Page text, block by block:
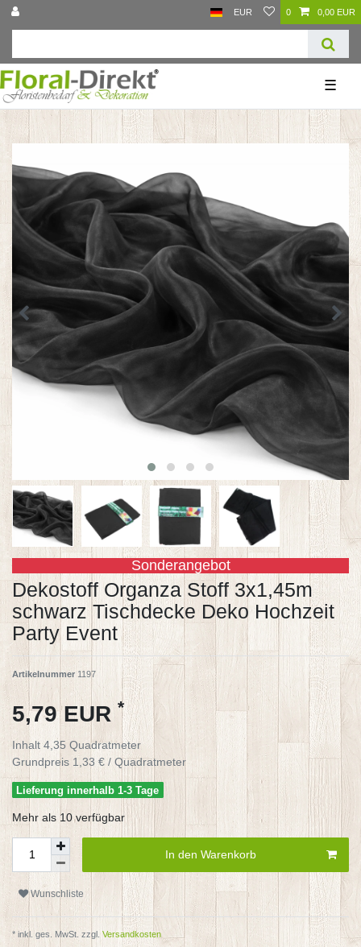
EUR 0 0,00 EUR
☰
Sonderangebot
Dekostoff Organza Stoff 3x1,45m
schwarz Tischdecke Deko Hochzeit
Party Event
Artikelnummer 1197
5,79 EUR *
Inhalt 4,35 Quadratmeter
Grundpreis 1,33 € / Quadratmeter
Lieferung innerhalb 1-3 Tage
Mehr als 10 verfügbar
In den Warenkorb
Wunschliste
* inkl. ges. MwSt. zzgl. Versandkosten